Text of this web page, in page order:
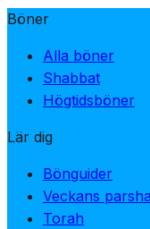
Böner
Alla böner
Shabbat
Högtidsböner
Lär dig
Bönguider
Veckans parsha
Torah